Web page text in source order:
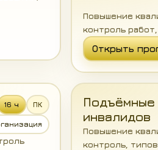
Повышение
контроль
Открыть
16 ч ПК
инвалидов
Повышение
контроль,